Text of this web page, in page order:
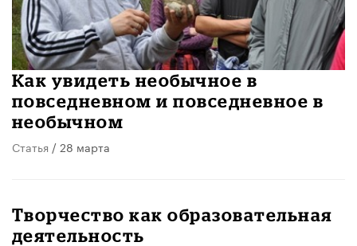
Как увидеть необычное в
повседневном и повседневное в
необычном
Статья / 28 марта
Творчество как образовательная
деятельность